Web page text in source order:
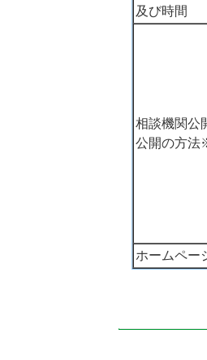
及び時間
相談機関公
公開の方
ホームペー